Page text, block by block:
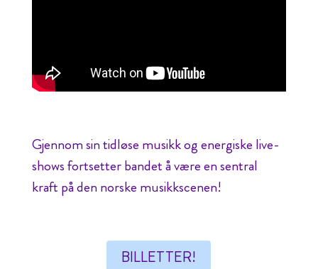
Gjennom sin tidløse musikk og energiske live-
shows fortsetter bandet å være en sentral
kraft på den norske musikkscenen!
BILLETTER!